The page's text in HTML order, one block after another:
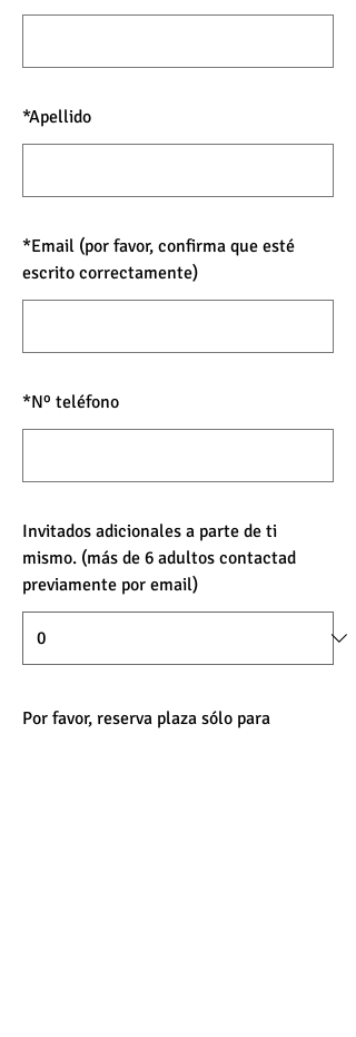
*Apellido
*Email (por favor, confirma que esté
escrito correctamente)
*Nº teléfono
Invitados adicionales a parte de ti
mismo. (más de 6 adultos contactad
previamente por email)
Por favor, reserva plaza sólo para